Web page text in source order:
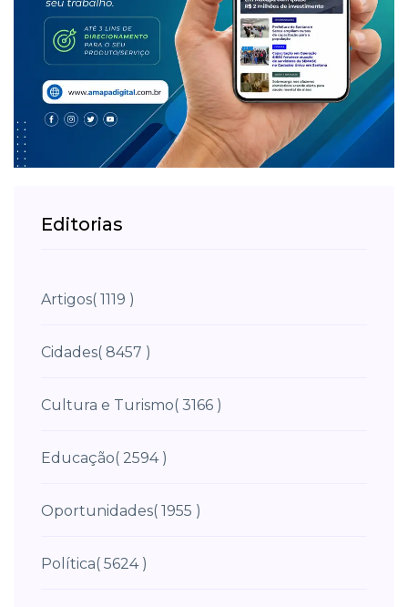
Editorias
Artigos( 1119 )
Cidades( 8457 )
Cultura e Turismo( 3166 )
Educação( 2594 )
Oportunidades( 1955 )
Política( 5624 )